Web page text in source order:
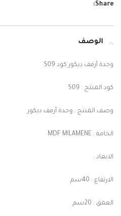
Share:
الوصف
وحدة أرفف ديكور كود S09
كود المنتج : S09
وصف المنتج : وحدة أرفف ديكور
الخامة : MDF MILAMENE
الابعاد :
الارتفاع : 40سم
العمق : 20سم